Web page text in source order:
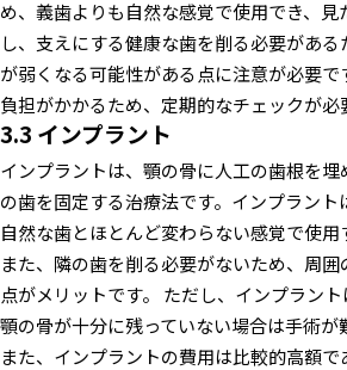
め、義歯よりも自然な感覚で使用でき、見
し、支えにする健康な歯を削る必要があ
が弱くなる可能性がある点に注意が必要で
負担がかかるため、定期的なチェックが必
3.3 インプラント
インプラントは、顎の骨に人工の歯根を
の歯を固定する治療法です。インプラント
自然な歯とほとんど変わらない感覚で使用
また、隣の歯を削る必要がないため、周
点がメリットです。
ただし、インプラント
顎の骨が十分に残っていない場合は手術が
また、インプラントの費用は比較的高額で